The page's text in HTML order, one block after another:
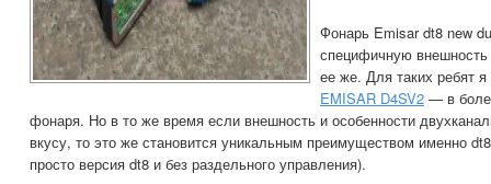
Фонарь Emisar dt8 new
специфичную
ее же. Для таких ребят
EMISAR D4SV2 — в
фонаря. Но в то же время если внешность и особенности
вкусу, то это же становится уникальным преимуществом именно
просто версия dt8 и без раздельного управления).